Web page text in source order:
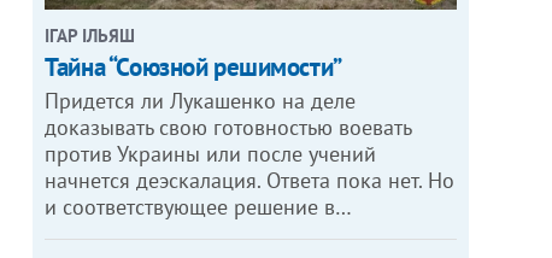
ІГАР ІЛЬЯШ
Тайна “Союзной решимости”
Придется ли Лукашенко на деле
доказывать свою готовностью воевать
против Украины или после учений
начнется деэскалация. Ответа пока нет. Но
и соответствующее решение в…